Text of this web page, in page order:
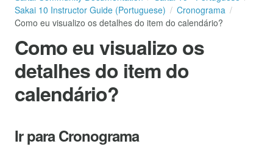
Sakai 10 Instructor Guide (Portuguese)
Cronograma
Como eu visualizo os detalhes do item do calendário?
Como eu visualizo os
detalhes do item do
calendário?
Ir para Cronograma